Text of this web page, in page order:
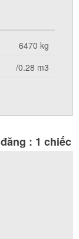
6470 kg
/0.28 m3
: 1 chiếc